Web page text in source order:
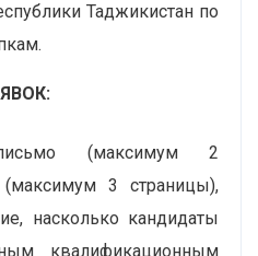
Таджикистан по
письмо (максимум 2
3 страницы),
насколько кандидаты
квалификационным